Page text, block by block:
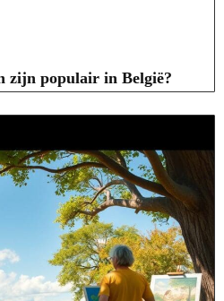
zijn populair in België?